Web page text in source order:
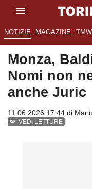
NOTIZIE MAGAZINE
Monza,
Nomi non
anche Juric
11.06.2026 17:44 di
VEDI LETTURE